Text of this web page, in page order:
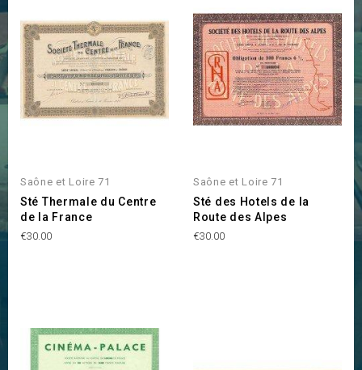
Saône et Loire 71
Sté Thermale du Centre
de la France
Price
€30.00
Saône et Loire 71
Sté des Hotels de la
Route des Alpes
Price
€30.00